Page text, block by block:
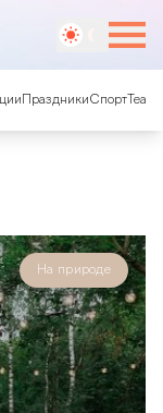
ПраздникиСпорт
На природе